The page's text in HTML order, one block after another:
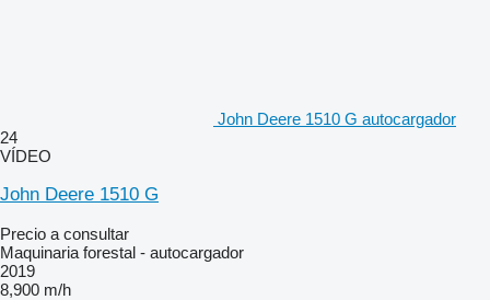
John Deere 1510 G autocargador
24
VÍDEO
John Deere 1510 G
Precio a consultar
Maquinaria forestal - autocargador
2019
8,900 m/h